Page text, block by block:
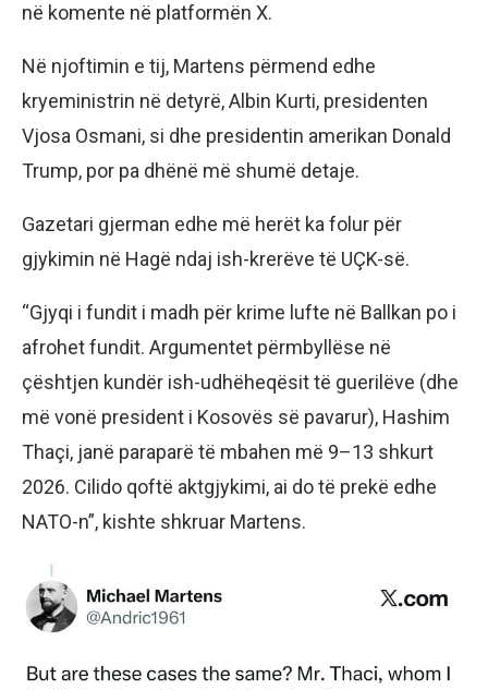
në komente në platformën X.
Në njoftimin e tij, Martens përmend edhe
kryeministrin në detyrë, Albin Kurti, presidenten
Vjosa Osmani, si dhe presidentin amerikan Donald
Trump, por pa dhënë më shumë detaje.
Gazetari gjerman edhe më herët ka folur për
gjykimin në Hagë ndaj ish-krerëve të UÇK-së.
“Gjyqi i fundit i madh për krime lufte në Ballkan po i
afrohet fundit. Argumentet përmbyllëse në
çështjen kundër ish-udhëheqësit të guerilëve (dhe
më vonë president i Kosovës së pavarur), Hashim
Thaçi, janë paraparë të mbahen më 9–13 shkurt
2026. Cilido qoftë aktgjykimi, ai do të prekë edhe
NATO-n”, kishte shkruar Martens.